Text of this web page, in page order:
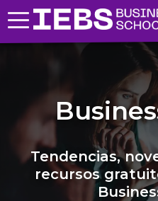
Tendencias,
recursos